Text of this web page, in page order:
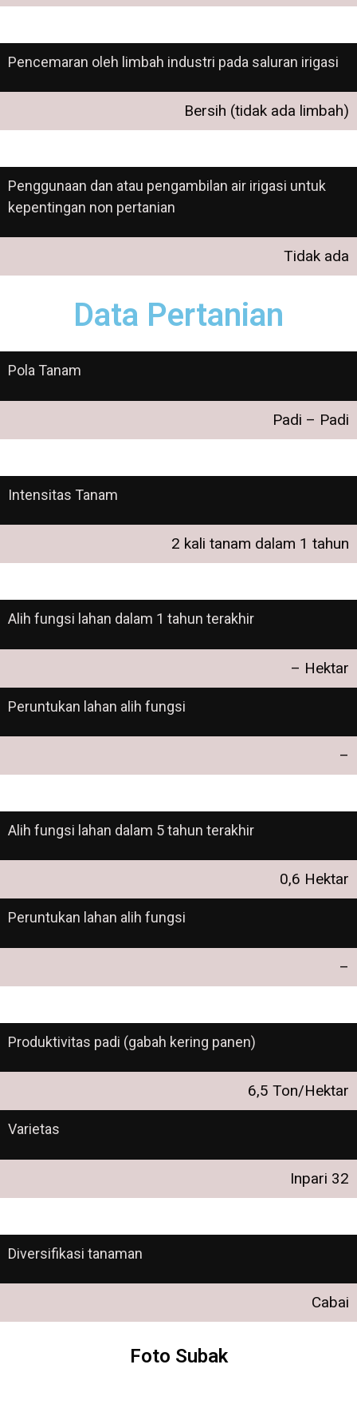
Pencemaran oleh limbah industri pada saluran irigasi
Bersih (tidak ada limbah)
Penggunaan dan atau pengambilan air irigasi untuk
kepentingan non pertanian
Tidak ada
Data Pertanian
Pola Tanam
Padi – Padi
Intensitas Tanam
2 kali tanam dalam 1 tahun
Alih fungsi lahan dalam 1 tahun terakhir
– Hektar
Peruntukan lahan alih fungsi
–
Alih fungsi lahan dalam 5 tahun terakhir
0,6 Hektar
Peruntukan lahan alih fungsi
–
Produktivitas padi (gabah kering panen)
6,5 Ton/Hektar
Varietas
Inpari 32
Diversifikasi tanaman
Cabai
Foto Subak